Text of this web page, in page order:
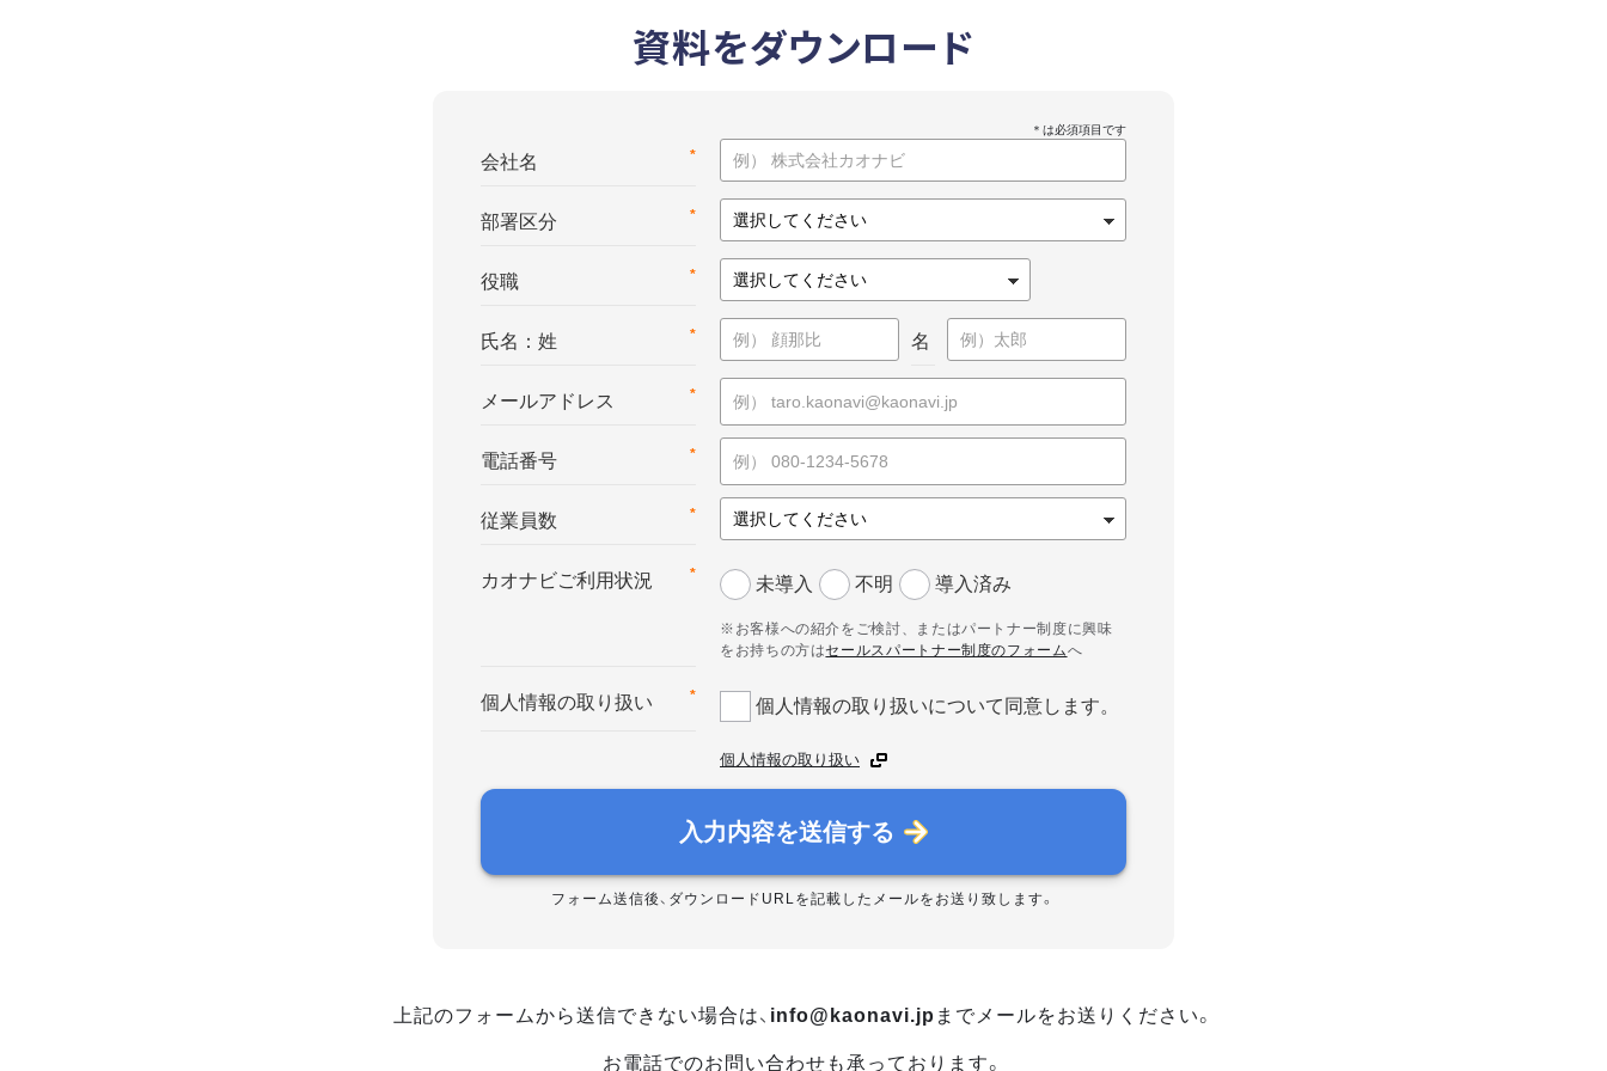
資料をダウンロード
*
会社名
*
部署区分
*
役職
*
氏名：姓 名
*
メールアドレス
*
電話番号
*
従業員数
*
カオナビご利用状況 未導入 不明 導入済み
※お客様への紹介をご検討、またはパートナー制度に興味
をお持ちの方はセールスパートナー制度のフォームへ
*
個人情報の取り扱い 個人情報の取り扱いについて同意します。
個人情報の取り扱い
入力内容を送信する
フォーム送信後、ダウンロードURLを記載したメールをお送り致します。
上記のフォームから送信できない場合は、 info@kaonavi.jp までメールをお送りください。
お電話でのお問い合わせも承っております。